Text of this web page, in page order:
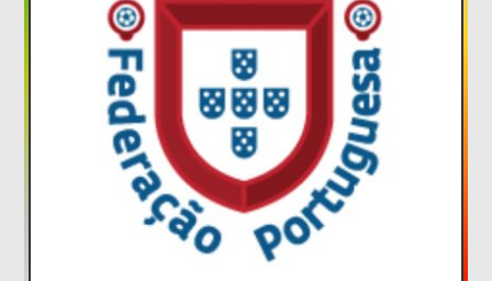
Formação
Estudos e Projetos
O Valor do
Desporto
Português, o seu
financiamento
Estudo
caracterizador do
setor do Desporto
em Portugal e
impacto da